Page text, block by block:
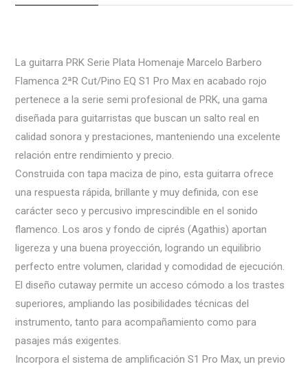
La guitarra PRK Serie Plata Homenaje Marcelo Barbero
Flamenca 2ªR Cut/Pino EQ S1 Pro Max en acabado rojo
pertenece a la serie semi profesional de PRK, una gama
diseñada para guitarristas que buscan un salto real en
calidad sonora y prestaciones, manteniendo una excelente
relación entre rendimiento y precio.
Construida con tapa maciza de pino, esta guitarra ofrece
una respuesta rápida, brillante y muy definida, con ese
carácter seco y percusivo imprescindible en el sonido
flamenco. Los aros y fondo de ciprés (Agathis) aportan
ligereza y una buena proyección, logrando un equilibrio
perfecto entre volumen, claridad y comodidad de ejecución.
El diseño cutaway permite un acceso cómodo a los trastes
superiores, ampliando las posibilidades técnicas del
instrumento, tanto para acompañamiento como para
pasajes más exigentes.
Incorpora el sistema de amplificación S1 Pro Max, un previo